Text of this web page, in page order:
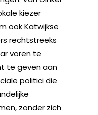
kiezer
ook Katwijkse
rechtstreeks
voren te
te geven aan
politici die
zonder zich